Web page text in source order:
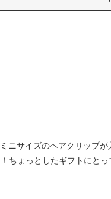
ニサイズのヘアクリップ
ちょっとしたギフトにと